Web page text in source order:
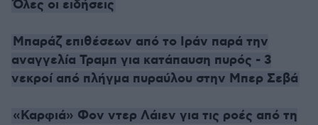
Όλες οι ειδήσεις
Μπαράζ επιθέσεων από το Ιράν παρά την
αναγγελία Τραμπ για κατάπαυση πυρός - 3
νεκροί από πλήγμα πυραύλου στην Μπερ Σεβά
«Καρφιά» Φον ντερ Λάιεν για τις ροές από τη